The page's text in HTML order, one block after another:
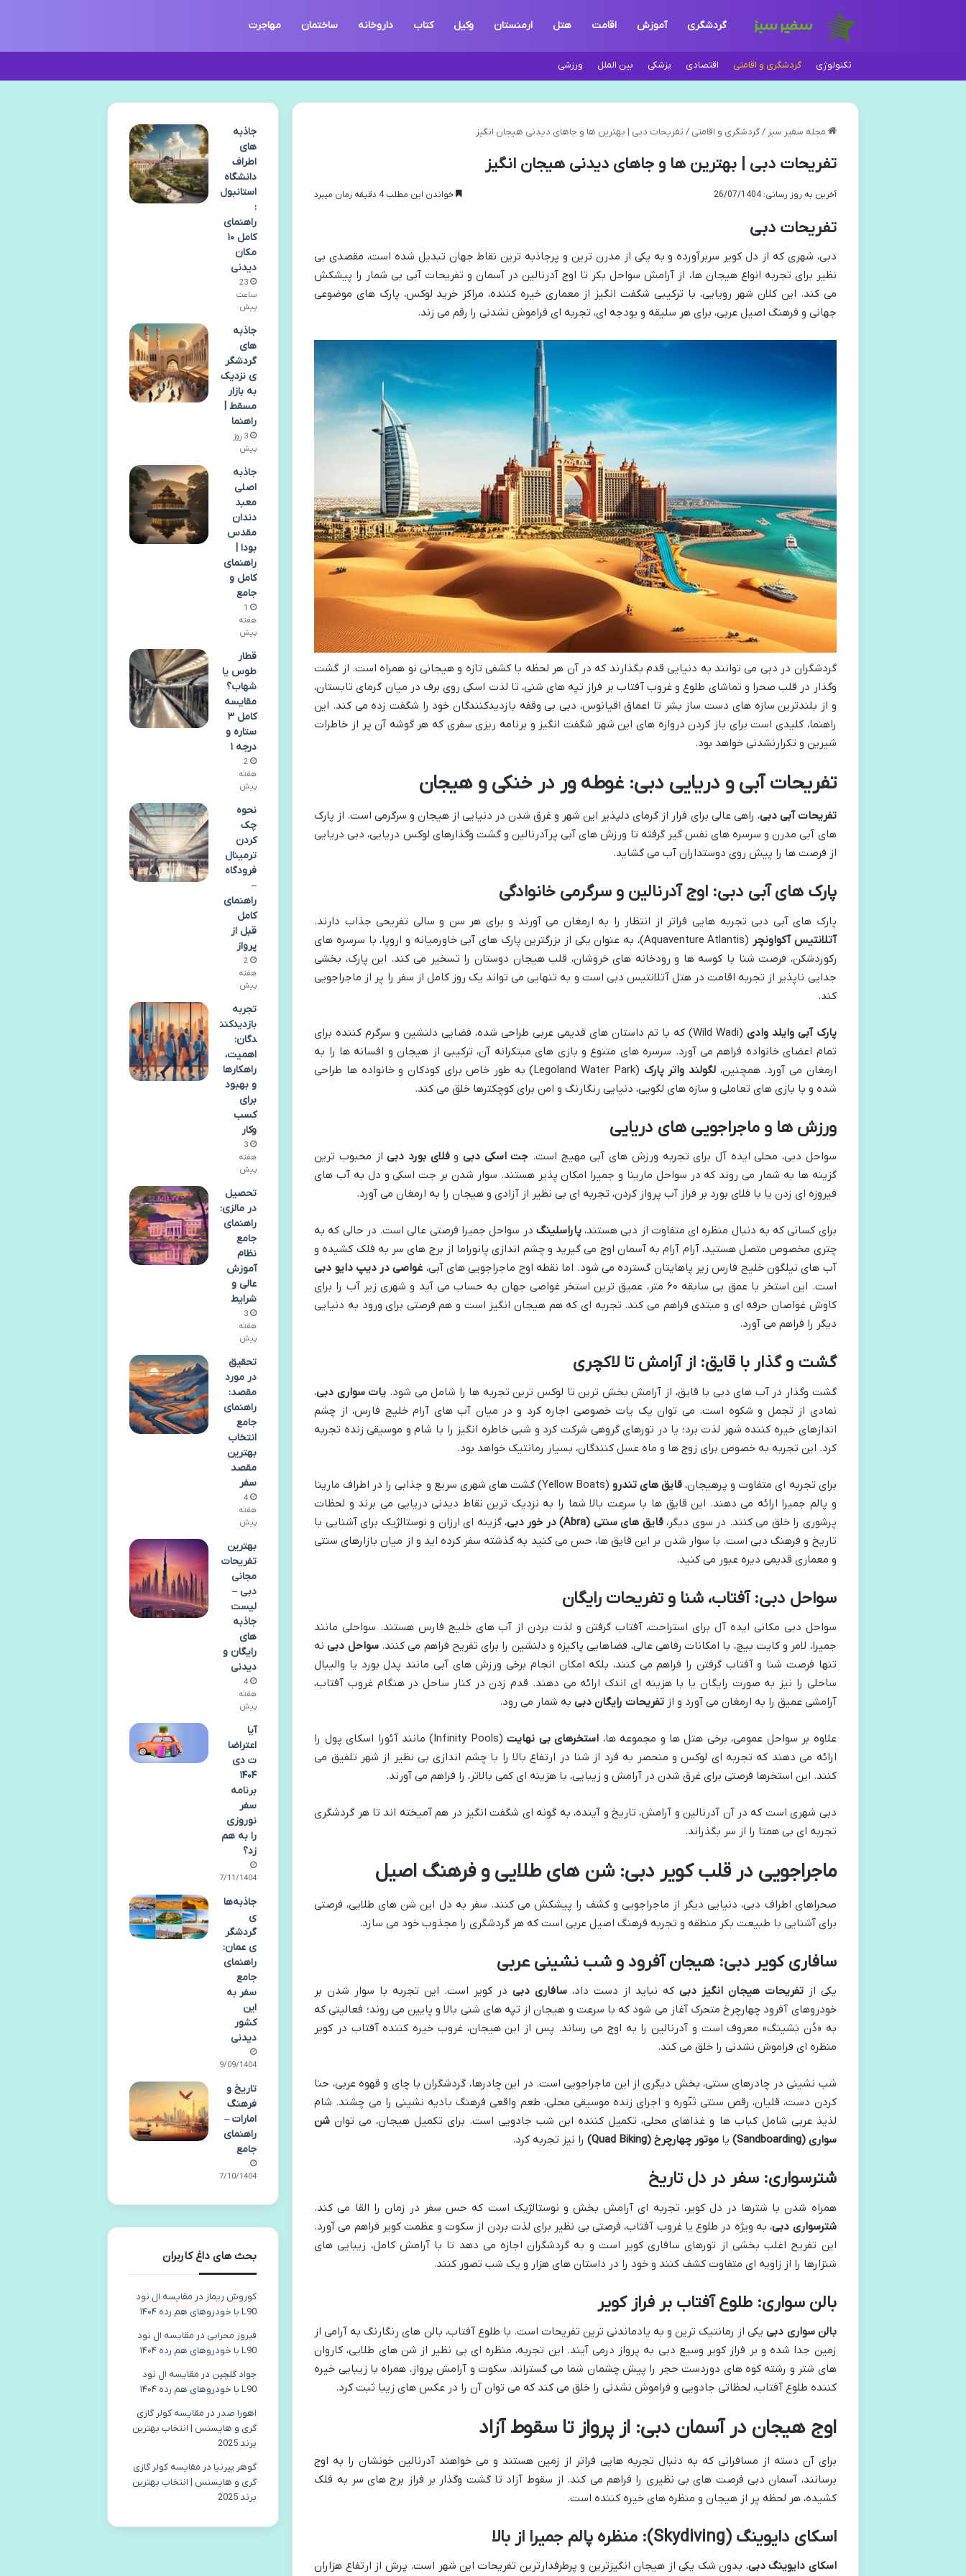
گردشگری آموزش اقامت هتل ارمنستان وکیل کتاب داروخانه ساختمان مهاجرت
تکنولوژی گردشگری و اقامتی اقتصادی پزشکی بین الملل ورزشی
مجله سفیر سبز / گردشگری و اقامتی / تفریحات دبی | بهترین ها و جاهای دیدنی هیجان انگیز
تفریحات دبی | بهترین ها و جاهای دیدنی هیجان انگیز
آخرین به روز رسانی: 26/07/1404 خواندن این مطلب 4 دقیقه زمان میبرد
تفریحات دبی
دبی، شهری که از دل کویر سربرآورده و به یکی از مدرن ترین و پرجاذبه ترین نقاط جهان تبدیل شده است، مقصدی بی
نظیر برای تجربه انواع هیجان ها، از آرامش سواحل بکر تا اوج آدرنالین در آسمان و تفریحات آبی بی شمار را پیشکش
می کند. این کلان شهر رویایی، با ترکیبی شگفت انگیز از معماری خیره کننده، مراکز خرید لوکس، پارک های موضوعی
جهانی و فرهنگ اصیل عربی، برای هر سلیقه و بودجه ای، تجربه ای فراموش نشدنی را رقم می زند.
گردشگران در دبی می توانند به دنیایی قدم بگذارند که در آن هر لحظه با کشفی تازه و هیجانی نو همراه است. از گشت
وگذار در قلب صحرا و تماشای طلوع و غروب آفتاب بر فراز تپه های شنی، تا لذت اسکی روی برف در میان گرمای تابستان،
و از بلندترین سازه های دست ساز بشر تا اعماق اقیانوس، دبی بی وقفه بازدیدکنندگان خود را شگفت زده می کند. این
راهنما، کلیدی است برای باز کردن دروازه های این شهر شگفت انگیز و برنامه ریزی سفری که هر گوشه آن پر از خاطرات
شیرین و تکرارنشدنی خواهد بود.
تفریحات آبی و دریایی دبی: غوطه ور در خنکی و هیجان
تفریحات آبی دبی، راهی عالی برای فرار از گرمای دلپذیر این شهر و غرق شدن در دنیایی از هیجان و سرگرمی است. از پارک
های آبی مدرن و سرسره های نفس گیر گرفته تا ورزش های آبی پرآدرنالین و گشت وگذارهای لوکس دریایی، دبی دریایی
از فرصت ها را پیش روی دوستداران آب می گشاید.
پارک های آبی دبی: اوج آدرنالین و سرگرمی خانوادگی
پارک های آبی دبی تجربه هایی فراتر از انتظار را به ارمغان می آورند و برای هر سن و سالی تفریحی جذاب دارند.
آتلانتیس آکواونچر
(Aquaventure Atlantis)، به عنوان یکی از بزرگترین پارک های آبی خاورمیانه و اروپا، با سرسره های
رکوردشکن، فرصت شنا با کوسه ها و رودخانه های خروشان، قلب هیجان دوستان را تسخیر می کند. این پارک، بخشی
جدایی ناپذیر از تجربه اقامت در هتل آتلانتیس دبی است و به تنهایی می تواند یک روز کامل از سفر را پر از ماجراجویی
کند.
پارک آبی وایلد وادی
(Wild Wadi) که با تم داستان های قدیمی عربی طراحی شده، فضایی دلنشین و سرگرم کننده برای
تمام اعضای خانواده فراهم می آورد. سرسره های متنوع و بازی های مبتکرانه آن، ترکیبی از هیجان و افسانه ها را به
ارمغان می آورد. همچنین،لگولند واتر پارک
(Legoland Water Park) به طور خاص برای کودکان و خانواده ها طراحی
شده و با بازی های تعاملی و سازه های لگویی، دنیایی رنگارنگ و امن برای کوچکترها خلق می کند.
ورزش ها و ماجراجویی های دریایی
سواحل دبی، محلی ایده آل برای تجربه ورزش های آبی مهیج است. جت اسکی دبیوفلای بورد دبیاز محبوب ترین
گزینه ها به شمار می روند که در سواحل مارینا و جمیرا امکان پذیر هستند. سوار شدن بر جت اسکی و دل به آب های
فیروزه ای زدن یا با فلای بورد بر فراز آب پرواز کردن، تجربه ای بی نظیر از آزادی و هیجان را به ارمغان می آورد.
برای کسانی که به دنبال منظره ای متفاوت از دبی هستند،پاراسلینگ در سواحل جمیرا فرصتی عالی است. در حالی که به
چتری مخصوص متصل هستید، آرام آرام به آسمان اوج می گیرید و چشم اندازی پانوراما از برج های سر به فلک کشیده و
آب های نیلگون خلیج فارس زیر پاهایتان گسترده می شود. اما نقطه اوج ماجراجویی های آبی، غواصی در دیپ دایو دبی
است. این استخر با عمق بی سابقه ۶۰ متر، عمیق ترین استخر غواصی جهان به حساب می آید و شهری زیر آب را برای
کاوش غواصان حرفه ای و مبتدی فراهم می کند. تجربه ای که هم هیجان انگیز است و هم فرصتی برای ورود به دنیایی
دیگر را فراهم می آورد.
گشت و گذار با قایق: از آرامش تا لاکچری
گشت وگذار در آب های دبی با قایق، از آرامش بخش ترین تا لوکس ترین تجربه ها را شامل می شود. یات سواری دبی،
نمادی از تجمل و شکوه است. می توان یک یات خصوصی اجاره کرد و در میان آب های آرام خلیج فارس، از چشم
اندازهای خیره کننده شهر لذت برد؛ یا در تورهای گروهی شرکت کرد و شبی خاطره انگیز را با شام و موسیقی زنده تجربه
کرد. این تجربه به خصوص برای زوج ها و ماه عسل کنندگان، بسیار رمانتیک خواهد بود.
برای تجربه ای متفاوت و پرهیجان، قایق های تندرو
(Yellow Boats) گشت های شهری سریع و جذابی را در اطراف مارینا
و پالم جمیرا ارائه می دهند. این قایق ها با سرعت بالا شما را به نزدیک ترین نقاط دیدنی دریایی می برند و لحظات
پرشوری را خلق می کنند. در سوی دیگر،قایق های سنتی (Abra) در خور دبی
، گزینه ای ارزان و نوستالژیک برای آشنایی با
تاریخ و فرهنگ دبی است. با سوار شدن بر این قایق ها، حس می کنید به گذشته سفر کرده اید و از میان بازارهای سنتی
و معماری قدیمی دیره عبور می کنید.
سواحل دبی: آفتاب، شنا و تفریحات رایگان
سواحل دبی مکانی ایده آل برای استراحت، آفتاب گرفتن و لذت بردن از آب های خلیج فارس هستند. سواحلی مانند
جمیرا، لامر و کایت بیچ، با امکانات رفاهی عالی، فضاهایی پاکیزه و دلنشین را برای تفریح فراهم می کنند.سواحل دبینه
تنها فرصت شنا و آفتاب گرفتن را فراهم می کنند، بلکه امکان انجام برخی ورزش های آبی مانند پدل بورد یا والیبال
ساحلی را نیز به صورت رایگان یا با هزینه ای اندک ارائه می دهند. قدم زدن در کنار ساحل در هنگام غروب آفتاب،
آرامشی عمیق را به ارمغان می آورد و ازتفریحات رایگان دبی به شمار می رود.
علاوه بر سواحل عمومی، برخی هتل ها و مجموعه ها، استخرهای بی نهایت
(Infinity Pools) مانند آئورا اسکای پول را
ارائه می دهند که تجربه ای لوکس و منحصر به فرد از شنا در ارتفاع بالا را با چشم اندازی بی نظیر از شهر تلفیق می
کنند. این استخرها فرصتی برای غرق شدن در آرامش و زیبایی، با هزینه ای کمی بالاتر، را فراهم می آورند.
دبی شهری است که در آن آدرنالین و آرامش، تاریخ و آینده، به گونه ای شگفت انگیز در هم آمیخته اند تا هر گردشگری
تجربه ای بی همتا را از سر بگذراند.
ماجراجویی در قلب کویر دبی: شن های طلایی و فرهنگ اصیل
صحراهای اطراف دبی، دنیایی دیگر از ماجراجویی و کشف را پیشکش می کنند. سفر به دل این شن های طلایی، فرصتی
برای آشنایی با طبیعت بکر منطقه و تجربه فرهنگ اصیل عربی است که هر گردشگری را مجذوب خود می سازد.
سافاری کویر دبی: هیجان آفرود و شب نشینی عربی
یکی ازتفریحات هیجان انگیز دبی که نباید از دست داد،سافاری دبی در کویر است. این تجربه با سوار شدن بر
خودروهای آفرود چهارچرخ متحرک آغاز می شود که با سرعت و هیجان از تپه های شنی بالا و پایین می روند؛ فعالیتی که
به «دُن بَشینگ» معروف است و آدرنالین را به اوج می رساند. پس از این هیجان، غروب خیره کننده آفتاب در کویر
منظره ای فراموش نشدنی را خلق می کند.
شب نشینی در چادرهای سنتی، بخش دیگری از این ماجراجویی است. در این چادرها، گردشگران با چای و قهوه عربی، حنا
کردن دست، قلیان، رقص سنتی تَنّوره و اجرای زنده موسیقی محلی، طعم واقعی فرهنگ بادیه نشینی را می چشند. شام
لذیذ عربی شامل کباب ها و غذاهای محلی، تکمیل کننده این شب جادویی است. برای تکمیل هیجان، می توان شن
سواری (Sandboarding)
یاموتور چهارچرخ (Quad Biking) را نیز تجربه کرد.
شترسواری: سفر در دل تاریخ
همراه شدن با شترها در دل کویر، تجربه ای آرامش بخش و نوستالژیک است که حس سفر در زمان را القا می کند.
شترسواری دبی، به ویژه در طلوع یا غروب آفتاب، فرصتی بی نظیر برای لذت بردن از سکوت و عظمت کویر فراهم می آورد.
این تفریح اغلب بخشی از تورهای سافاری کویر است و به گردشگران اجازه می دهد تا با آرامش کامل، زیبایی های
شنزارها را از زاویه ای متفاوت کشف کنند و خود را در داستان های هزار و یک شب تصور کنند.
بالن سواری: طلوع آفتاب بر فراز کویر
بالن سواری دبییکی از رمانتیک ترین و به یادماندنی ترین تفریحات است. با طلوع آفتاب، بالن های رنگارنگ به آرامی از
زمین جدا شده و بر فراز کویر وسیع دبی به پرواز درمی آیند. این تجربه، منظره ای بی نظیر از شن های طلایی، کاروان
های شتر و رشته کوه های دوردست حجر را پیش چشمان شما می گستراند. سکوت و آرامش پرواز، همراه با زیبایی خیره
کننده طلوع آفتاب، لحظاتی جادویی و فراموش نشدنی را خلق می کند که می توان آن را در عکس های زیبا ثبت کرد.
اوج هیجان در آسمان دبی: از پرواز تا سقوط آزاد
برای آن دسته از مسافرانی که به دنبال تجربه هایی فراتر از زمین هستند و می خواهند آدرنالین خونشان را به اوج
برسانند، آسمان دبی فرصت های بی نظیری را فراهم می کند. از سقوط آزاد تا گشت وگذار بر فراز برج های سر به فلک
کشیده، هر لحظه پر از هیجان و منظره های خیره کننده است.
اسکای دایوینگ (Skydiving): منظره پالم جمیرا از بالا
اسکای دایوینگ دبی، بدون شک یکی از هیجان انگیزترین و پرطرفدارترین تفریحات این شهر است. پرش از ارتفاع هزاران
جاذبه
های
اطراف
دانشگاه
استانبول
:
راهنمای
کامل ۱۰
مکان
دیدنی
23
ساعت
پیش
جاذبه
های
گردشگر
ی نزدیک
به بازار
مسقط |
راهنما
3 روز
پیش
جاذبه
اصلی
معبد
دندان
مقدس
بودا |
راهنمای
کامل و
جامع
1
هفته
پیش
قطار
طوس یا
شهاب؟
مقایسه
کامل ۳
ستاره و
درجه ۱
2
هفته
پیش
نحوه
چک
کردن
ترمینال
فرودگاه
–
راهنمای
کامل
قبل از
پرواز
2
هفته
پیش
تجربه
بازدیدکنن
دگان:
اهمیت،
راهکارها
و بهبود
برای
کسب
وکار
3
هفته
پیش
تحصیل
در مالزی:
راهنمای
جامع
نظام
آموزش
عالی و
شرایط
3
هفته
پیش
تحقیق
در مورد
مقصد:
راهنمای
جامع
انتخاب
بهترین
مقصد
سفر
4
هفته
پیش
بهترین
تفریحات
مجانی
دبی –
لیست
جاذبه
های
رایگان و
دیدنی
4
هفته
پیش
آیا
اعتراضا
ت دی
۱۴۰۴
برنامه
سفر
نوروزی
را به هم
زد؟
27/11/1404
جاذبه‌ها
ی
گردشگر
ی عمان:
راهنمای
جامع
سفر به
این
کشور
دیدنی
29/09/1404
تاریخ و
فرهنگ
امارات –
راهنمای
جامع
07/10/1404
بحث های داغ کاربران
کوروش ریماز در مقایسه ال نود
L90 با خودروهای هم رده ۱۴۰۴
فیروز محرابی در مقایسه ال نود
L90 با خودروهای هم رده ۱۴۰۴
جواد گلچین در مقایسه ال نود
L90 با خودروهای هم رده ۱۴۰۴
اهورا صدر در مقایسه کولر گازی
گری و هایسنس | انتخاب بهترین
برند 2025
گوهر پیرنیا در مقایسه کولر گازی
گری و هایسنس | انتخاب بهترین
برند 2025